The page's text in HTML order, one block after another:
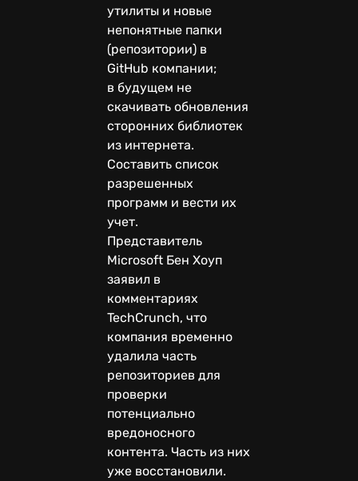
утилиты и новые
непонятные папки
(репозитории) в
GitHub компании;
в будущем не
скачивать обновления
сторонних библиотек
из интернета.
Составить список
разрешенных
программ и вести их
учет.
Представитель
Microsoft Бен Хоуп
заявил в
комментариях
TechCrunch, что
компания временно
удалила часть
репозиториев для
проверки
потенциально
вредоносного
контента. Часть из них
уже восстановили.